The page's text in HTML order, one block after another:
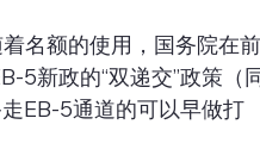
名额的使用，国务院在前
5新政的“双递交”政策（
EB-5通道的可以早做打